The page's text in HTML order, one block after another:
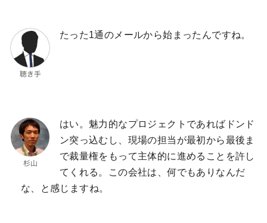
たった1通のメールから始まったんですね。
はい。魅力的なプロジェクトであればドンド
ン突っ込むし、現場の担当が最初から最後ま
で裁量権をもって主体的に進めることを許し
てくれる。この会社は、何でもありなんだ
な、と感じますね。